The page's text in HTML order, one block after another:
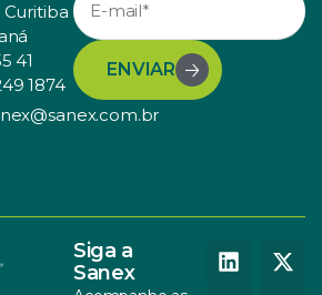
Curitiba
41
1874
ENVIAR
Siga a
Sanex